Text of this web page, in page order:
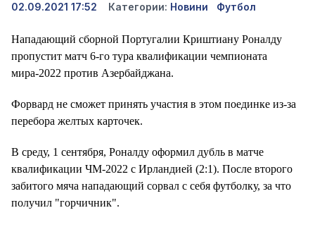
02.09.2021 17:52 Категории: Новини Футбол
Нападающий сборной Португалии Криштиану Роналду
пропустит матч 6-го тура квалификации чемпионата
мира-2022 против Азербайджана.
Форвард не сможет принять участия в этом поединке из-за
перебора желтых карточек.
В среду, 1 сентября, Роналду оформил дубль в матче
квалификации ЧМ-2022 с Ирландией (2:1). После второго
забитого мяча нападающий сорвал с себя футболку, за что
получил "горчичник".